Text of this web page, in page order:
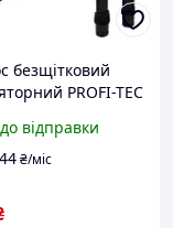
безщітковий
PROFI-TEC
і ЗП, 20 В, 21 кПа,
відправки
₴/міс